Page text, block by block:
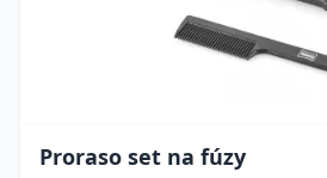
Proraso set na fúzy